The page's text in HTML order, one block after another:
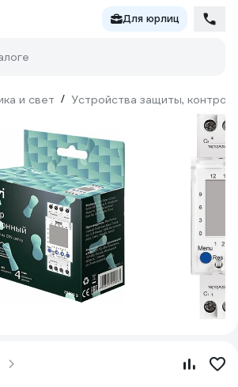
Для юрлиц
и свет / Устройства защиты,